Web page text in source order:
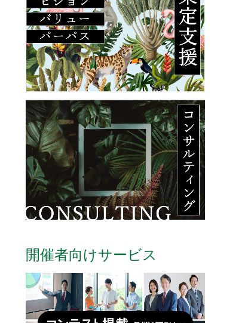
開催者向けサービス